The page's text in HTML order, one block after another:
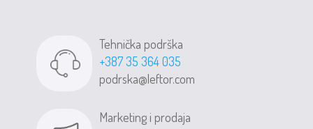
Tehnička podrška
+387 35 364 035
podrska@leftor.com
Marketing i prodaja